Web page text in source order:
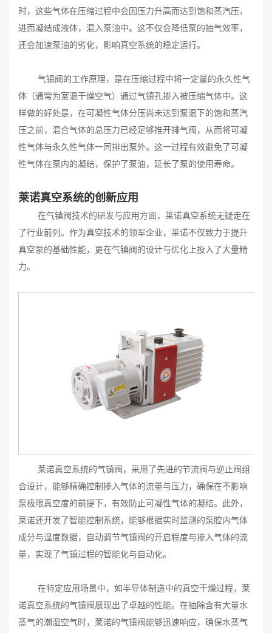
时，这些气体在压缩过程中会因压力升高而达到饱和蒸汽压，
进而凝结成液体，混入泵油中。这不仅会降低泵的抽气效率，
还会加速泵油的劣化，影响真空系统的稳定运行。
气镇阀的工作原理，是在压缩过程中将一定量的永久性气
体（通常为室温干燥空气）通过气镇孔掺入被压缩气体中。这
样做的好处是，在可凝性气体分压尚未达到泵温下的饱和蒸汽
压之前，混合气体的总压力已经足够推开排气阀，从而将可凝
性气体与永久性气体一同排出泵外。这一过程有效避免了可凝
性气体在泵内的凝结，保护了泵油，延长了泵的使用寿命。
莱诺真空系统的创新应用
在气镇阀技术的研发与应用方面，莱诺真空系统无疑走在
了行业前列。作为真空技术的领军企业，莱诺不仅致力于提升
真空泵的基础性能，更在气镇阀的设计与优化上投入了大量精
力。
莱诺真空系统的气镇阀，采用了先进的节流阀与逆止阀组
合设计，能够精确控制掺入气体的流量与压力，确保在不影响
泵极限真空度的前提下，有效防止可凝性气体的凝结。此外，
莱诺还开发了智能控制系统，能够根据实时监测的泵腔内气体
成分与温度数据，自动调节气镇阀的开启程度与掺入气体的流
量，实现了气镇过程的智能化与自动化。
在特定应用场景中，如半导体制造中的真空干燥过程，莱
诺真空系统的气镇阀展现出了卓越的性能。在抽除含有大量水
蒸气的潮湿空气时，莱诺的气镇阀能够迅速响应，确保水蒸气